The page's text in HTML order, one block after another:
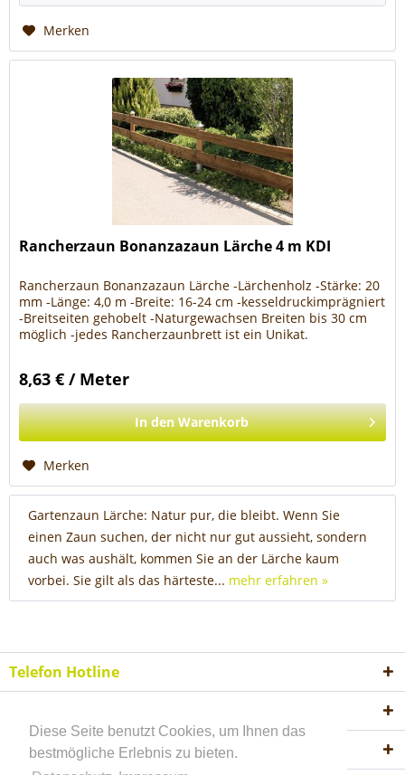
Diese Seite benutzt Cookies, um Ihnen das
bestmögliche Erlebnis zu bieten.
Merken
Rancherzaun Bonanzazaun Lärche 4 m KDI
Rancherzaun Bonanzazaun Lärche -Lärchenholz -Stärke: 20
mm -Länge: 4,0 m -Breite: 16-24 cm -kesseldruckimprägniert
-Breitseiten gehobelt -Naturgewachsen Breiten bis 30 cm
möglich -jedes Rancherzaunbrett ist ein Unikat.
8,63 € / Meter
In den Warenkorb
Merken
Gartenzaun Lärche: Natur pur, die bleibt. Wenn Sie
einen Zaun suchen, der nicht nur gut aussieht, sondern
auch was aushält, kommen Sie an der Lärche kaum
vorbei. Sie gilt als das härteste... mehr erfahren »
Telefon Hotline
Informationen